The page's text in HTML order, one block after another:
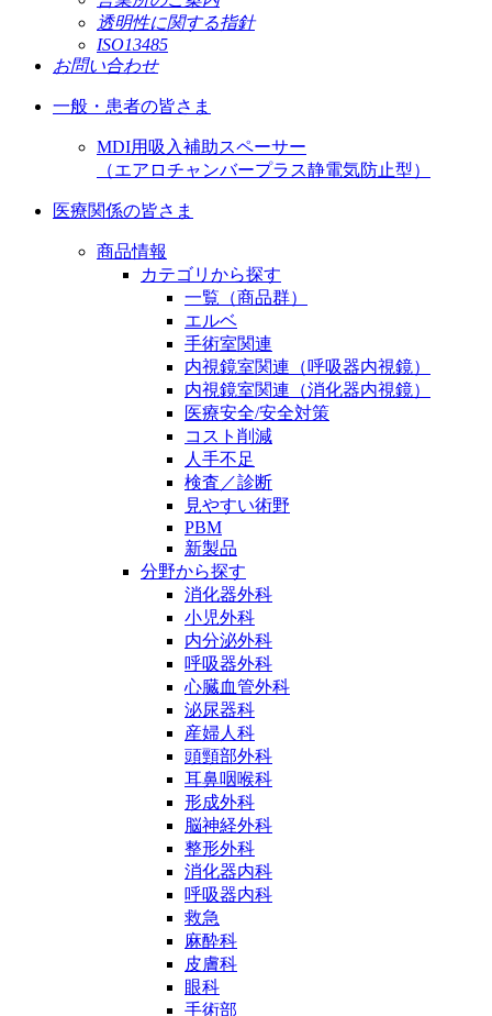
透明性に関する指針
ISO13485
お問い合わせ
一般・患者の皆さま
MDI用吸入補助スペーサー
（エアロチャンバープラス静電気防止型）
医療関係の皆さま
商品情報
カテゴリから探す
一覧（商品群）
エルベ
手術室関連
内視鏡室関連（呼吸器内視鏡）
内視鏡室関連（消化器内視鏡）
医療安全/安全対策
コスト削減
人手不足
検査／診断
見やすい術野
PBM
新製品
分野から探す
消化器外科
小児外科
内分泌外科
呼吸器外科
心臓血管外科
泌尿器科
産婦人科
頭頸部外科
耳鼻咽喉科
形成外科
脳神経外科
整形外科
消化器内科
呼吸器内科
救急
麻酔科
皮膚科
眼科
手術部